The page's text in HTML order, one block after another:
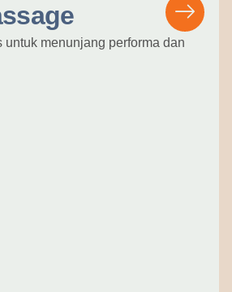
untuk menunjang performa dan